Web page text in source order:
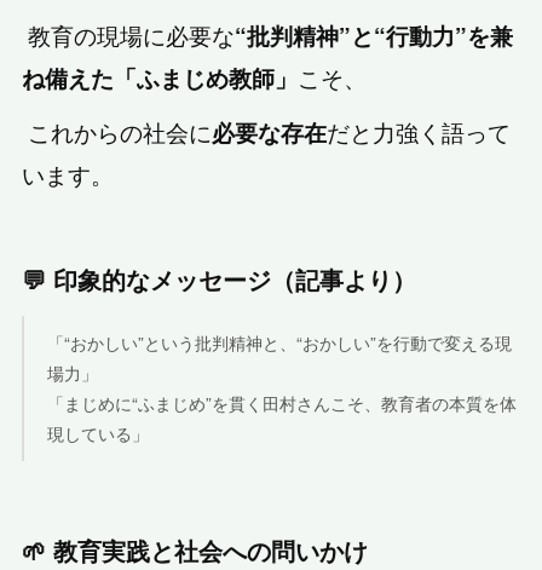
教育の現場に必要な“批判精神”と“行動力”を兼
ね備えた「ふまじめ教師」 こそ、
これからの社会に必要な存在だと力強く語って
います。
💬 印象的なメッセージ（記事より）
「“おかしい”という批判精神と、“おかしい”を行動で変える現
場力」
「まじめに“ふまじめ”を貫く田村さんこそ、教育者の本質を体
現している」
🌱 教育実践と社会への問いかけ